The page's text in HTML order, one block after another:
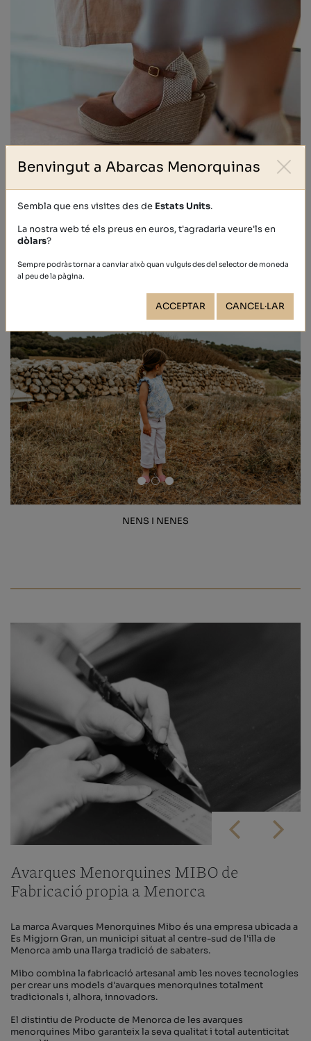
NENS I NENES
Avarques Menorquines MIBO de
Fabricació propia a Menorca
La marca Avarques Menorquines Mibo és una empresa ubicada a
Es Migjorn Gran, un municipi situat al centre-sud de l'illa de
Menorca amb una llarga tradició de sabaters.
Mibo combina la fabricació artesanal amb les noves tecnologies
per crear uns models d'avarques menorquines totalment
tradicionals i, alhora, innovadors.
El distintiu de Producte de Menorca de les avarques
menorquines Mibo garanteix la seva qualitat i total autenticitat
Benvingut a Abarcas Menorquinas
Sembla que ens visites des de Estats Units.
La nostra web té els preus en euros, t'agradaria veure'ls en
dòlars?
Sempre podràs tornar a canviar això quan vulguis des del selector de moneda
al peu de la pàgina.
ACCEPTAR CANCEL·LAR